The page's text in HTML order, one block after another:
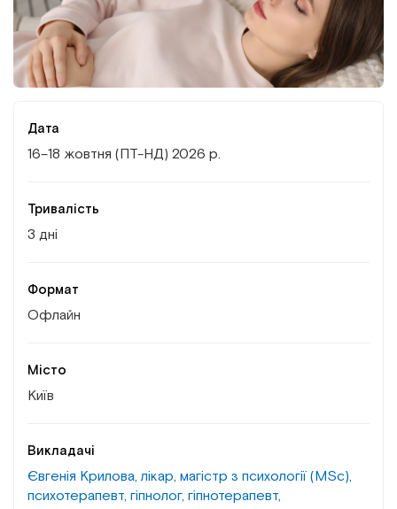
Дата
16–18 жовтня (ПТ-НД) 2026 р.
Тривалість
3 дні
Формат
Офлайн
Місто
Київ
Викладачі
Євгенія Крилова, лікар, магістр з психології (MSc),
психотерапевт, гіпнолог, гіпнотерапевт,
Інститут Апледжера
Інститут Барраля
Прикладна кінезіологія
Кінезіотейпінг
Масаж
Реабілітація